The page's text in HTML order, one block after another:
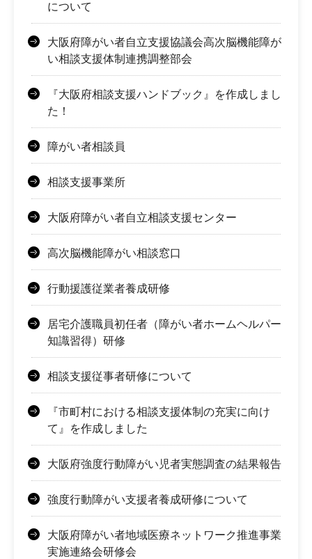
について
大阪府障がい者自立支援協議会高次脳機能障が
い相談支援体制連携調整部会
『大阪府相談支援ハンドブック』を作成しまし
た！
障がい者相談員
相談支援事業所
大阪府障がい者自立相談支援センター
高次脳機能障がい相談窓口
行動援護従業者養成研修
居宅介護職員初任者（障がい者ホームヘルパー
知識習得）研修
相談支援従事者研修について
『市町村における相談支援体制の充実に向け
て』を作成しました
大阪府強度行動障がい児者実態調査の結果報告
強度行動障がい支援者養成研修について
大阪府障がい者地域医療ネットワーク推進事業
実施連絡会研修会